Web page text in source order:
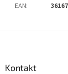
EAN:
Kontakt